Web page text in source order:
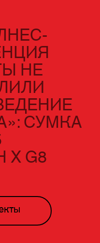
НЕ
СУМКА
G8